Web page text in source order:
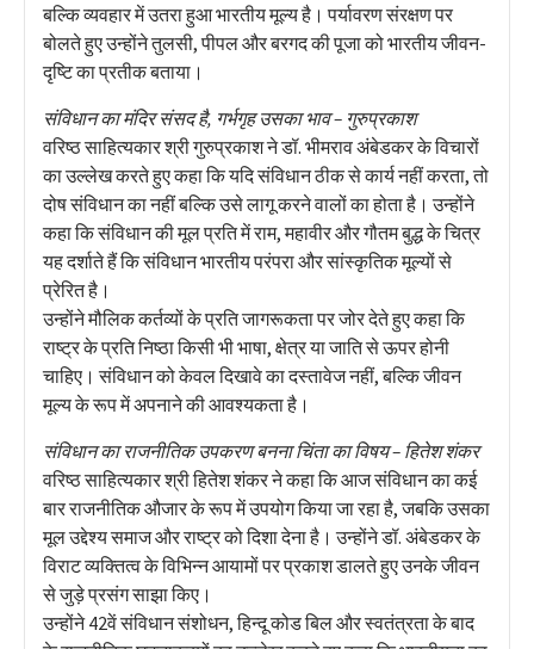
बल्कि व्यवहार में उतरा हुआ भारतीय मूल्य है। पर्यावरण संरक्षण पर
बोलते हुए उन्होंने तुलसी, पीपल और बरगद की पूजा को भारतीय जीवन-
दृष्टि का प्रतीक बताया।
संविधान का मंदिर संसद है, गर्भगृह उसका भाव – गुरुप्रकाश
वरिष्ठ साहित्यकार श्री गुरुप्रकाश ने डॉ. भीमराव अंबेडकर के विचारों
का उल्लेख करते हुए कहा कि यदि संविधान ठीक से कार्य नहीं करता, तो
दोष संविधान का नहीं बल्कि उसे लागू करने वालों का होता है। उन्होंने
कहा कि संविधान की मूल प्रति में राम, महावीर और गौतम बुद्ध के चित्र
यह दर्शाते हैं कि संविधान भारतीय परंपरा और सांस्कृतिक मूल्यों से
प्रेरित है।
उन्होंने मौलिक कर्तव्यों के प्रति जागरूकता पर जोर देते हुए कहा कि
राष्ट्र के प्रति निष्ठा किसी भी भाषा, क्षेत्र या जाति से ऊपर होनी
चाहिए। संविधान को केवल दिखावे का दस्तावेज नहीं, बल्कि जीवन
मूल्य के रूप में अपनाने की आवश्यकता है।
संविधान का राजनीतिक उपकरण बनना चिंता का विषय – हितेश शंकर
वरिष्ठ साहित्यकार श्री हितेश शंकर ने कहा कि आज संविधान का कई
बार राजनीतिक औजार के रूप में उपयोग किया जा रहा है, जबकि उसका
मूल उद्देश्य समाज और राष्ट्र को दिशा देना है। उन्होंने डॉ. अंबेडकर के
विराट व्यक्तित्व के विभिन्न आयामों पर प्रकाश डालते हुए उनके जीवन
से जुड़े प्रसंग साझा किए।
उन्होंने 42वें संविधान संशोधन, हिन्दू कोड बिल और स्वतंत्रता के बाद